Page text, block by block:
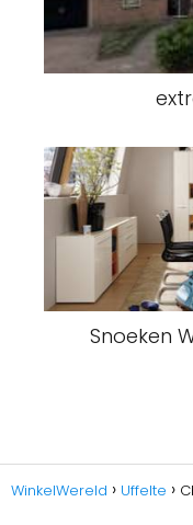
Snoeken
WinkelWereld Uffelte